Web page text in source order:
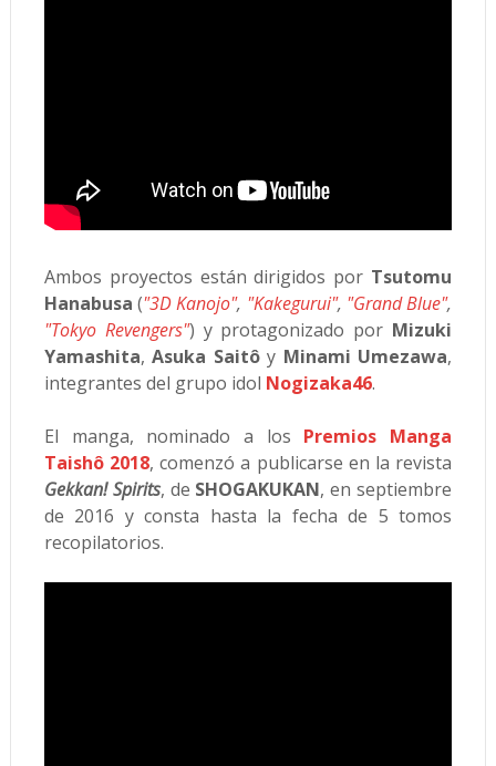
Ambos proyectos están dirigidos por Tsutomu
Hanabusa ("3D Kanojo", "Kakegurui", "Grand Blue",
"Tokyo Revengers") y protagonizado por Mizuki
Yamashita,Asuka Saitôy Minami Umezawa,
integrantes del grupo idol Nogizaka46.
El manga, nominado a los Premios Manga
Taishô 2018, comenzó a publicarse en la revista
Gekkan! Spirits, de SHOGAKUKAN, en septiembre
de 2016 y consta hasta la fecha de 5 tomos
recopilatorios.